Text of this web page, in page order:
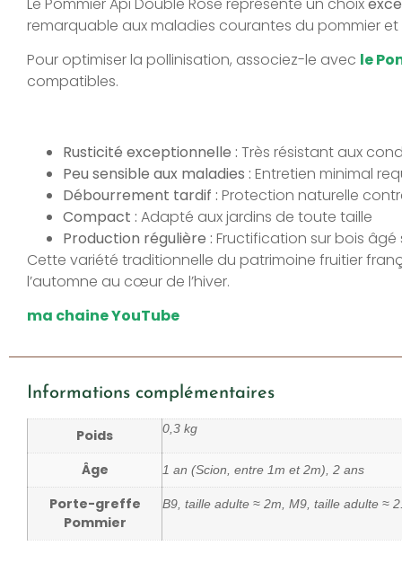
remarquable aux maladies courantes du pommier et
Pour optimiser la pollinisation, associez-le avec le
compatibles.
Rusticité exceptionnelle : Très résistant aux
Peu sensible aux maladies : Entretien minimal
Débourrement tardif : Protection naturelle
Compact : Adapté aux jardins de toute taille
Production régulière : Fructification sur bois âgé
Cette variété traditionnelle du patrimoine fruitier
l’automne au cœur de l’hiver.
ma chaine YouTube
Informations complémentaires
Poids 0,3 kg
Âge 1 an (Scion, entre 1m et 2m), 2 ans
Porte-greffe
Pommier
B9, taille adulte ≈ 2m, M9, taille adulte ≈